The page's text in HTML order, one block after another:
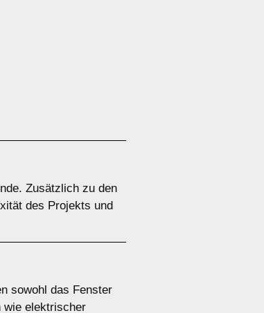
Zusätzlich zu den
des Projekts und
sowohl das Fenster
wie elektrischer